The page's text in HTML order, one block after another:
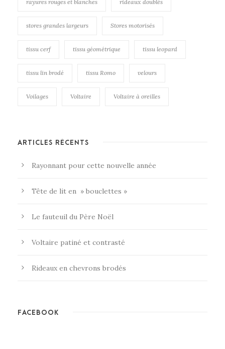
rayures rouges et blanches rideaux doublés
stores grandes largeurs Stores motorisés
tissu cerf tissu géométrique tissu leopard
tissu lin brodé tissu Romo velours
Voilages Voltaire Voltaire à oreilles
ARTICLES RÉCENTS
Rayonnant pour cette nouvelle année
Tête de lit en » bouclettes »
Le fauteuil du Père Noël
Voltaire patiné et contrasté
Rideaux en chevrons brodés
FACEBOOK